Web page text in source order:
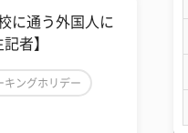
に通う外国人に
者】
キングホリデー